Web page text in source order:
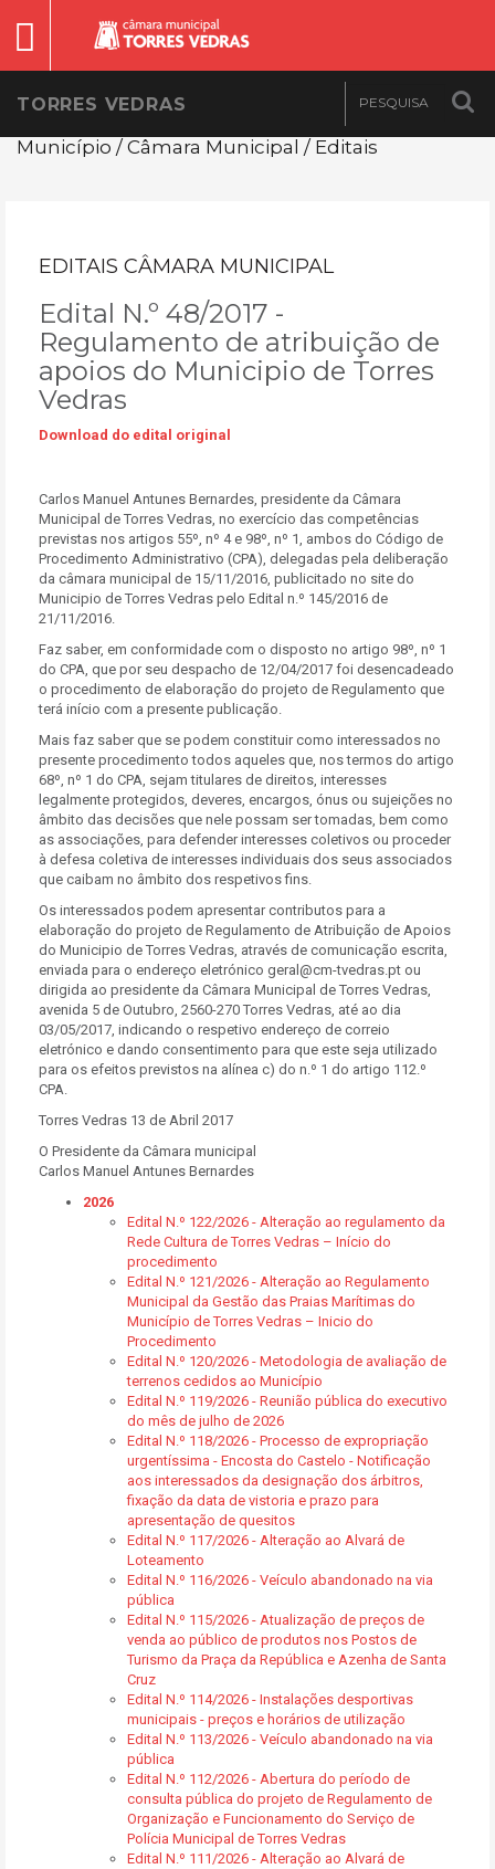
TORRES VEDRAS
Município / Câmara Municipal / Editais
EDITAIS CÂMARA MUNICIPAL
Edital N.º 48/2017 -
Regulamento de atribuição de
apoios do Municipio de Torres
Vedras
Download do edital original
Carlos Manuel Antunes Bernardes, presidente da Câmara
Municipal de Torres Vedras, no exercício das competências
previstas nos artigos 55º, nº 4 e 98º, nº 1, ambos do Código de
Procedimento Administrativo (CPA), delegadas pela deliberação
da câmara municipal de 15/11/2016, publicitado no site do
Municipio de Torres Vedras pelo Edital n.º 145/2016 de
21/11/2016.
Faz saber, em conformidade com o disposto no artigo 98º, nº 1
do CPA, que por seu despacho de 12/04/2017 foi desencadeado
o procedimento de elaboração do projeto de Regulamento que
terá início com a presente publicação.
Mais faz saber que se podem constituir como interessados no
presente procedimento todos aqueles que, nos termos do artigo
68º, nº 1 do CPA, sejam titulares de direitos, interesses
legalmente protegidos, deveres, encargos, ónus ou sujeições no
âmbito das decisões que nele possam ser tomadas, bem como
as associações, para defender interesses coletivos ou proceder
à defesa coletiva de interesses individuais dos seus associados
que caibam no âmbito dos respetivos fins.
Os interessados podem apresentar contributos para a
elaboração do projeto de Regulamento de Atribuição de Apoios
do Municipio de Torres Vedras, através de comunicação escrita,
enviada para o endereço eletrónico geral@cm-tvedras.pt ou
dirigida ao presidente da Câmara Municipal de Torres Vedras,
avenida 5 de Outubro, 2560-270 Torres Vedras, até ao dia
03/05/2017, indicando o respetivo endereço de correio
eletrónico e dando consentimento para que este seja utilizado
para os efeitos previstos na alínea c) do n.º 1 do artigo 112.º
CPA.
Torres Vedras 13 de Abril 2017
O Presidente da Câmara municipal
Carlos Manuel Antunes Bernardes
2026
Edital N.º 122/2026 - Alteração ao regulamento da
Rede Cultura de Torres Vedras – Início do
procedimento
Edital N.º 121/2026 - Alteração ao Regulamento
Municipal da Gestão das Praias Marítimas do
Município de Torres Vedras – Inicio do
Procedimento
Edital N.º 120/2026 - Metodologia de avaliação de
terrenos cedidos ao Município
Edital N.º 119/2026 - Reunião pública do executivo
do mês de julho de 2026
Edital N.º 118/2026 - Processo de expropriação
urgentíssima - Encosta do Castelo - Notificação
aos interessados da designação dos árbitros,
fixação da data de vistoria e prazo para
apresentação de quesitos
Edital N.º 117/2026 - Alteração ao Alvará de
Loteamento
Edital N.º 116/2026 - Veículo abandonado na via
pública
Edital N.º 115/2026 - Atualização de preços de
venda ao público de produtos nos Postos de
Turismo da Praça da República e Azenha de Santa
Cruz
Edital N.º 114/2026 - Instalações desportivas
municipais - preços e horários de utilização
Edital N.º 113/2026 - Veículo abandonado na via
pública
Edital N.º 112/2026 - Abertura do período de
consulta pública do projeto de Regulamento de
Organização e Funcionamento do Serviço de
Polícia Municipal de Torres Vedras
Edital N.º 111/2026 - Alteração ao Alvará de